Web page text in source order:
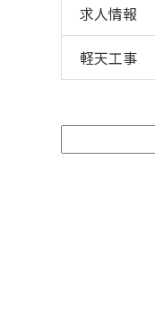
求人情報
軽天工事